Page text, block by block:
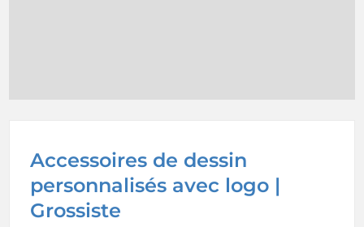
Accessoires de dessin
personnalisés avec logo |
Grossiste